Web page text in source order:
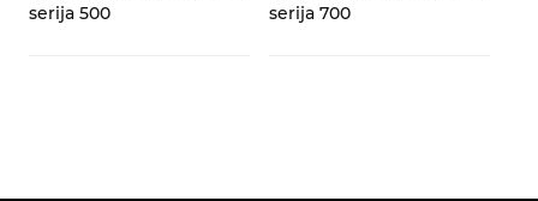
serija 500
serija 700